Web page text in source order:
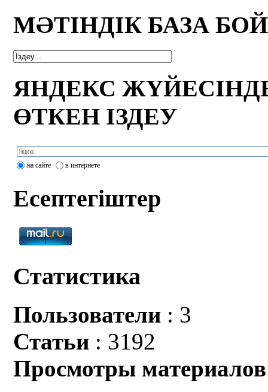
МӘТІНДІК БАЗА
ЯНДЕКС
ӨТКЕН ІЗДЕУ
на сайте в интернете
Есептегіштер
Статистика
Пользователи : 3
Статьи : 3192
Просмотры материалов